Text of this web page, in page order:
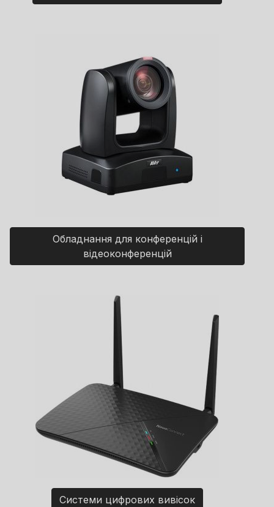
Обладнання для конференцій і
відеоконференцій
Системи цифрових вивісок